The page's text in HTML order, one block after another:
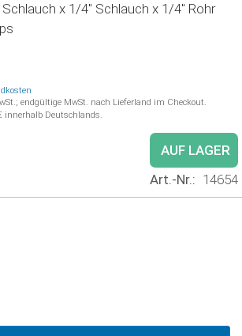
x 1/4" Schlauch x 1/4" Rohr
endgültige MwSt. nach Lieferland im Checkout.
innerhalb Deutschlands.
AUF LAGER
Art.-Nr.
14654